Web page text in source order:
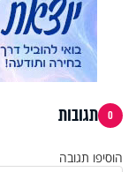
0 תגובות
הוסיפו תגובה